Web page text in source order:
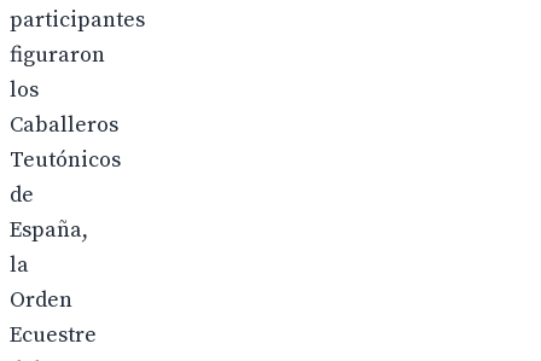
participantes
figuraron
los
Caballeros
Teutónicos
de
España,
la
Orden
Ecuestre